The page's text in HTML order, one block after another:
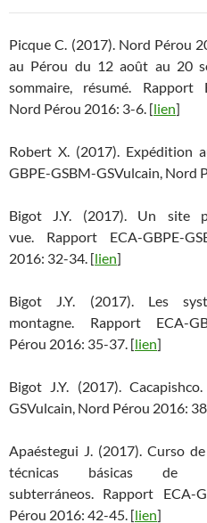
Picque C. (2017). Nord Pérou
au Pérou du 12 août au 20
sommaire, résumé. Rapport
Nord Pérou 2016: 3-6. [lien]
Robert X. (2017). Expédition
GBPE-GSBM-GSVulcain, Nord
Bigot J.Y. (2017). Un site
vue. Rapport ECA-GBPE-
2016: 32-34. [lien]
Bigot J.Y. (2017). Les
montagne. Rapport ECA-
Pérou 2016: 35-37. [lien]
Bigot J.Y. (2017).
GSVulcain, Nord Pérou 2016:
Apaéstegui J. (2017). Curso
técnicas básicas de
subterráneos. Rapport ECA-
Pérou 2016: 42-45. [lien]